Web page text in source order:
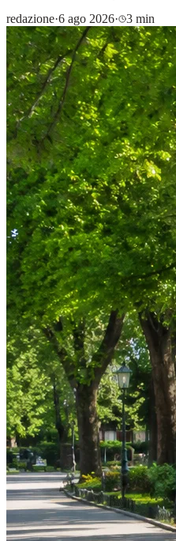
redazione·6 ago 2026· 3 min